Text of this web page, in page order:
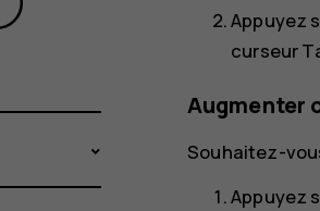
Appuyez
curseur
Augmenter
Souhaitez-
Appuyez